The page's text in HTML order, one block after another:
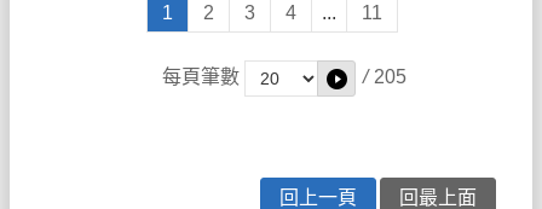
1 2 3 4 ... 11
每頁筆數 / 205
回上一頁 回最上面